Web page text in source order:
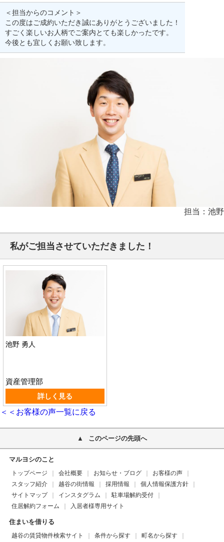
＜担当からのコメント＞
この度はご成約いただき誠にありがとうございました！
すごく楽しいお人柄でご案内とても楽しかったです。
今後とも宜しくお願い致します。
担当：池野
私がご担当させていただきました！
池野 勇人
資産管理部
詳しく見る
＜＜お客様の声一覧に戻る
このページの先頭へ
マルヨシのこと
トップページ 会社概要 お知らせ・ブログ
お客様の声
スタッフ紹介
越谷の街情報 採用情報
個人情報保護方針
サイトマップ
インスタグラム
駐車場解約受付
住居解約フォーム
入居者様専用サイト
住まいを借りる
越谷の賃貸物件検索サイト 条件から探す
町名から探す